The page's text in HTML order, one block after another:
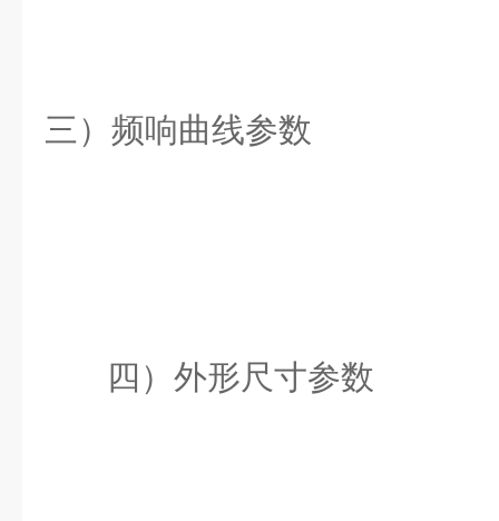
三）频响曲线参数
四）外形尺寸参数